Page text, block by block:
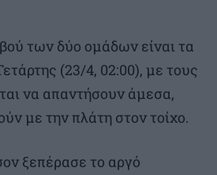
των δύο ομάδων είναι τα
(23/4, 02:00), με τους
να απαντήσουν άμεσα,
με την πλάτη στον τοίχο.
ξεπέρασε το αργό